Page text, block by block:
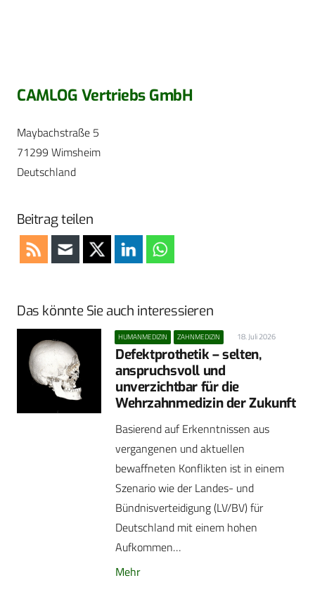
CAMLOG Vertriebs GmbH
Maybachstraße 5
71299 Wimsheim
Deutschland
Beitrag teilen
Das könnte Sie auch interessieren
HUMANMEDIZIN ZAHNMEDIZIN 18. Juli 2026
Defektprothetik – selten,
anspruchsvoll und
unverzichtbar für die
Wehrzahnmedizin der Zukunft
Basierend auf Erkenntnissen aus
vergangenen und aktuellen
bewaffneten Konflikten ist in einem
Szenario wie der Landes- und
Bündnisverteidigung (LV/BV) für
Deutschland mit einem hohen
Aufkommen…
Mehr